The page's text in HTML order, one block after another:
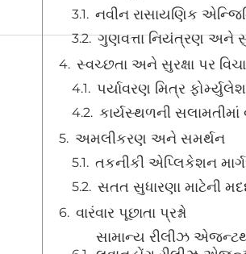
નવીન રાસાયણિક
ગુણવત્તા નિયંત્રણ અને
સ્વચ્છતા અને સુરક્ષા પર
પર્યાવરણ મિત્ર
કાર્યસ્થળની સલામતીમાં
અમલીકરણ અને સમર્થન
તકનીકી એપ્લિકેશન
સતત સુધારણા માટેની
વારંવાર પૂછાતા પ્રશ્નો
સામાન્ય રીલીઝ